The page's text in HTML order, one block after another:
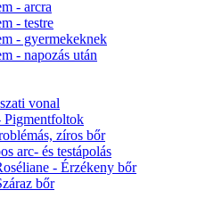
- arcra
- testre
- gyermekeknek
- napozás után
vonal
Pigmentfoltok
zíros bőr
arc- és testápolás
- Érzékeny bőr
bőr